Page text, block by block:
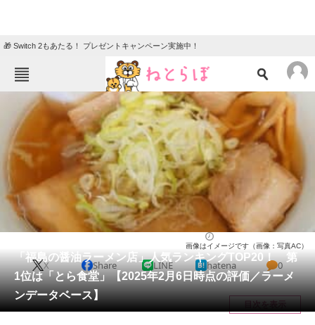
🎁 Switch 2もあたる！ プレゼントキャンペーン実施中！
ねとらぼメニュー
TOP ニュース
エンタメ クイズ
地域
住まい 教育・育児
動物 リサーチ
会員記事
メディア
注目記事を集めた総合ページ
「福島の醤油ラーメン店」人気ランキングTOP20！ 第
1位は「とら食堂」【2025年2月6日時点の評価／ラーメ
ンデータベース】
画像はイメージです（画像：写真AC）
X Share LINE hatena 0
目次を表示